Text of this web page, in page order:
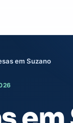
em Suzano